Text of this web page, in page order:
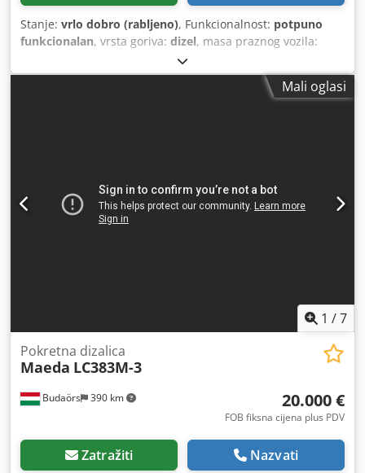
Stanje: vrlo dobro (rabljeno), Funkcionalnost: potpuno
funkcionalan, vrsta goriva: dizel, masa praznog vozila:
90 postotak
2015, radni sati:1.329 h, broj stroja/vozila:MK0021,
gumene gusjenice, računalo na vozilu , Maeda
Mali oglasi
1 /7
Budaörs 390 km
Pokretna dizalica
Maeda LC383M-3
20.000 €
FOB fiksna cijena plus PDV
Zatražiti Nazvati